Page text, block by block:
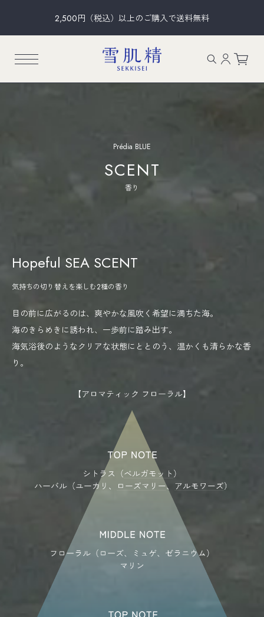
2,500円（税込）以上のご購入で送料無料
Prédia BLUE
SCENT
香り
Hopeful SEA SCENT
気持ちの切り替えを楽しむ2種の香り
目の前に広がるのは、爽やかな風吹く希望に満ちた海。
海のきらめきに誘われ、一歩前に踏み出す。
海気浴後のようなクリアな状態にととのう、温かくも清らかな香
り。